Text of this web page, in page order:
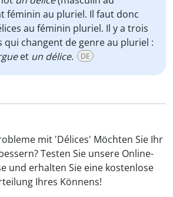
féminin au pluriel. Il faut donc
au féminin pluriel. Il y a trois
qui changent de genre au pluriel :
et un délice. DE
mit 'Délices' Möchten Sie Ihr
Testen Sie unsere Online-
und erhalten Sie eine kostenlose
Ihres Könnens!